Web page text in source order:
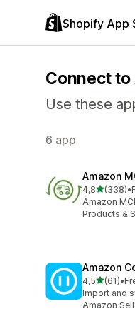
Shopify App
Connect
Use these
6 app
Amazon
4,8stelle su
(338)
338 •
Amazon
Products &
Amazon
4,5stelle su
(61)
61 •
Import and
Amazon